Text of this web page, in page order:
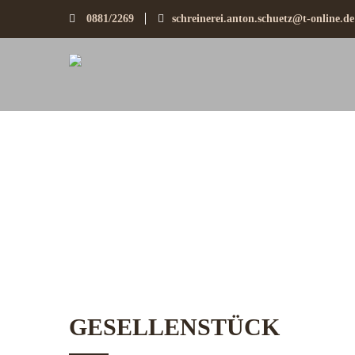
0881/2269 schreinerei.anton.schuetz@t-online.de
GESELLENSTÜCK